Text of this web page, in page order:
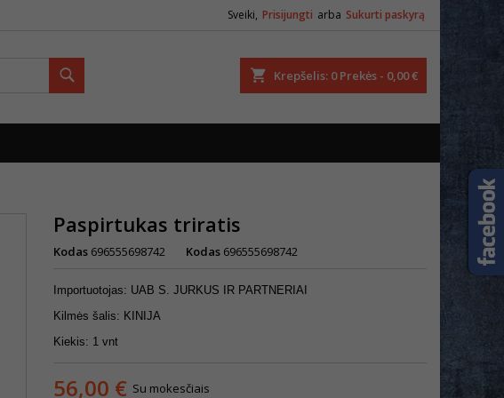
Sveiki, Prisijungti arba Sukurti paskyrą
Krepšelis 0 Prekės - 0,00 €
Paspirtukas triratis
Kodas 696555698742 Kodas 696555698742
Importuotojas: UAB S. JURKUS IR PARTNERIAI
Kilmės šalis: KINIJA
Kiekis: 1 vnt
56,00 € Su mokesčiais